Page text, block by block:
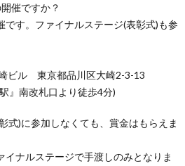
催ですか？
す。ファイナルステージ(表彰式)も参
ル 東京都品川区大崎2-3-13
改札口より徒歩4分)
式)に参加しなくても、賞金はもらえま
ナルステージで手渡しのみとなりま